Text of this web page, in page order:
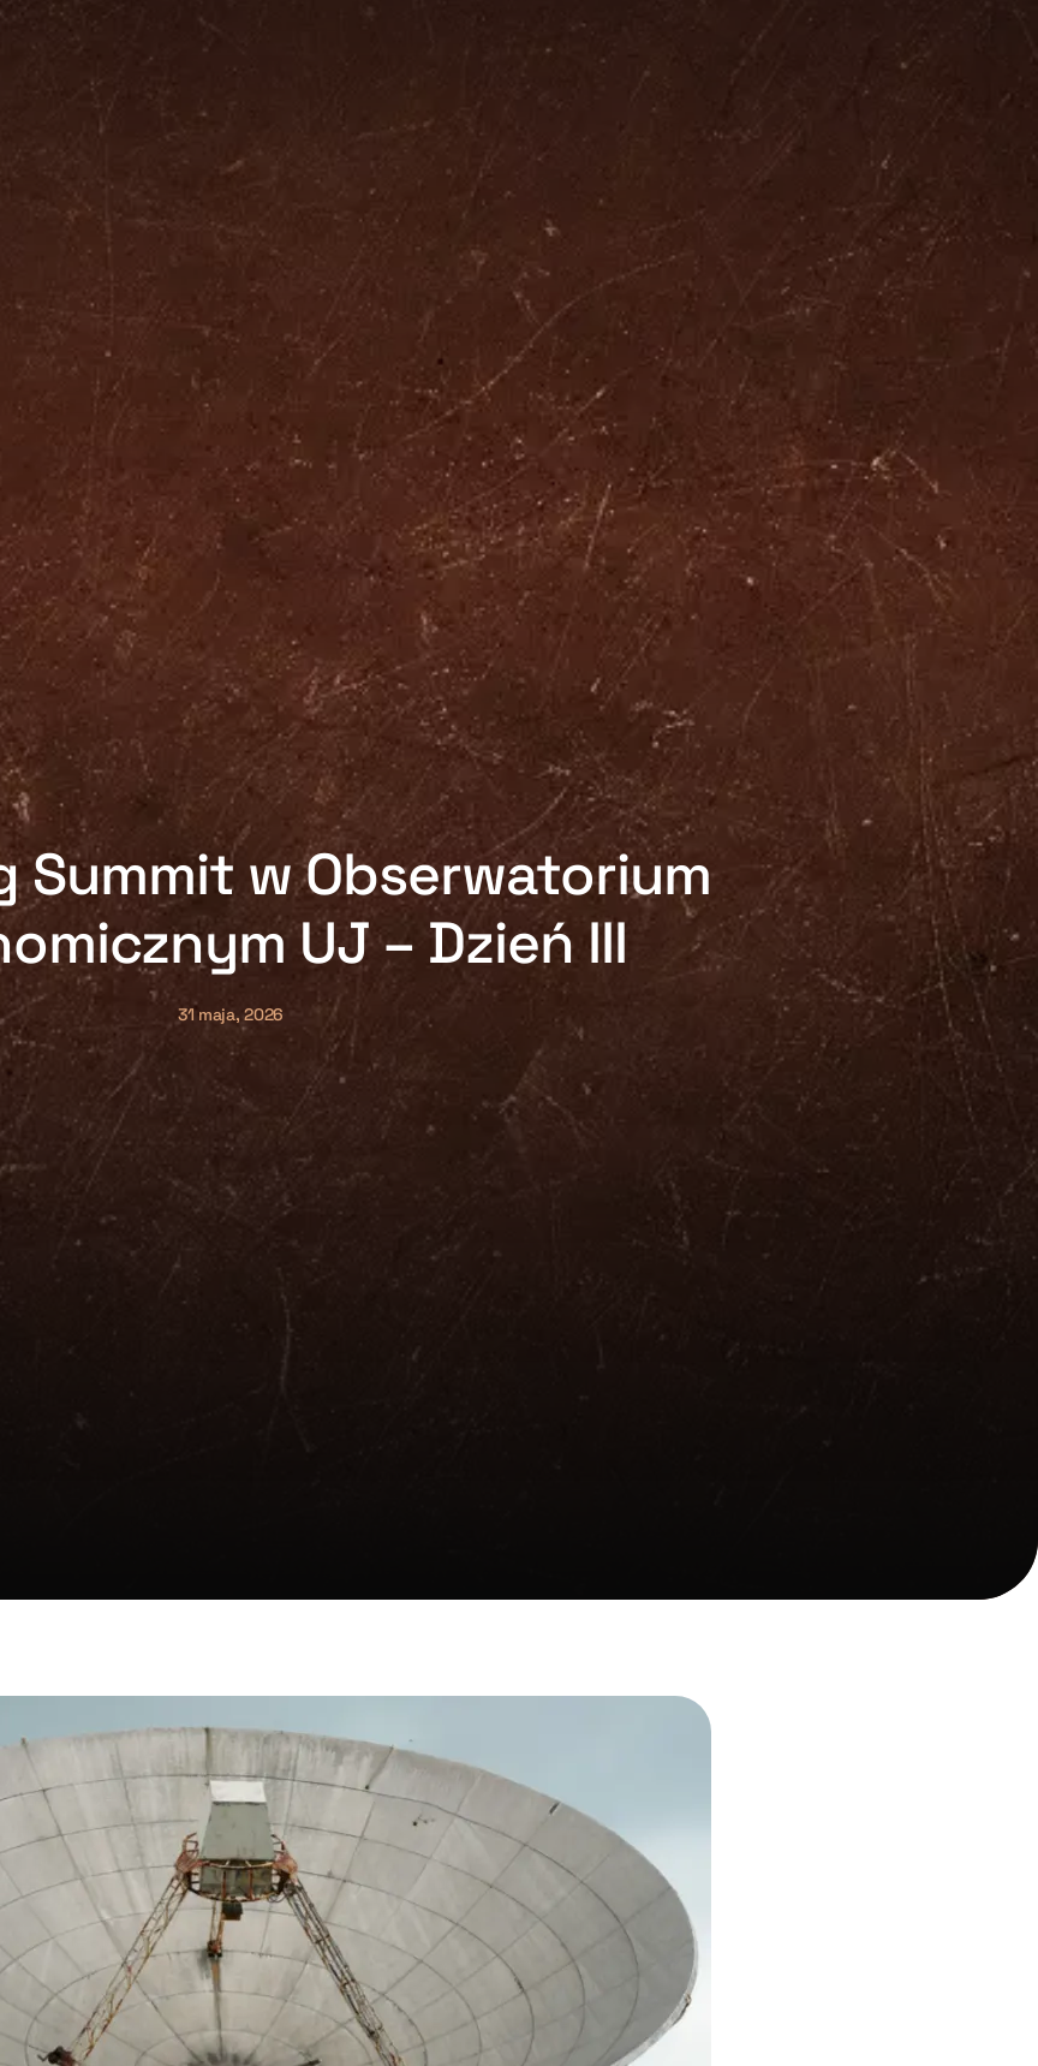
Summit w Obserwatorium
UJ – Dzień III
31 maja, 2026